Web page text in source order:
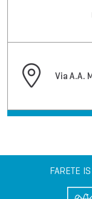
Via A.A.
FARETE